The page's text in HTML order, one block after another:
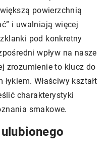
powierzchnią
i uwalniają więcej
pod konkretny
wpływ na nasze
zrozumienie to klucz do
Właściwy kształt
charakterystyki
smakowe.